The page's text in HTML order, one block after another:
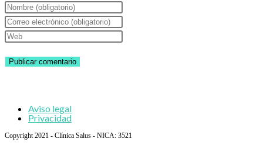
Introduce
tu
nombre
nombre
comentar
Introduce
tu
de
comentar
Introduce
URL
(opcional)
Aviso legal
Privacidad
Copyright 2021 - Clínica Salus - NICA: 3521